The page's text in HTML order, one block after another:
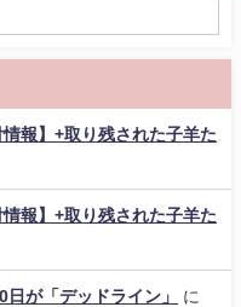
報】+取り残された子羊た
報】+取り残された子羊た
が「デッドライン」
に